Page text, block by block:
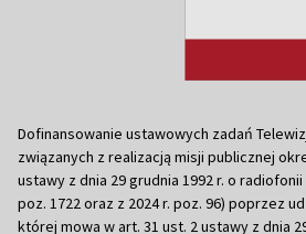
Dofinansowanie ustawowych zadań
związanych z realizacją misji publicznej
ustawy z dnia 29 grudnia 1992 r. o radiofonii
poz. 1722 oraz z 2024 r. poz. 96) poprzez
której mowa w art. 31 ust. 2 ustawy z dnia